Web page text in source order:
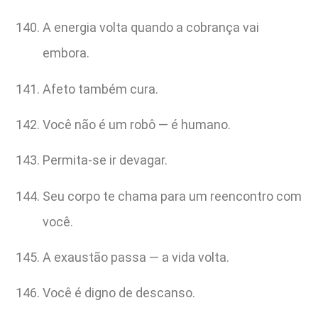
A energia volta quando a cobrança vai
embora.
Afeto também cura.
Você não é um robô — é humano.
Permita-se ir devagar.
Seu corpo te chama para um reencontro com
você.
A exaustão passa — a vida volta.
Você é digno de descanso.